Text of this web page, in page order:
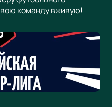
команду вживую!